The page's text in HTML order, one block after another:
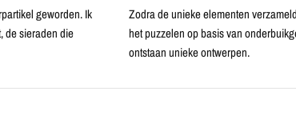
geworden. Ik
de sieraden die
Zodra de unieke elementen
het puzzelen op basis van
ontstaan unieke ontwerpen.